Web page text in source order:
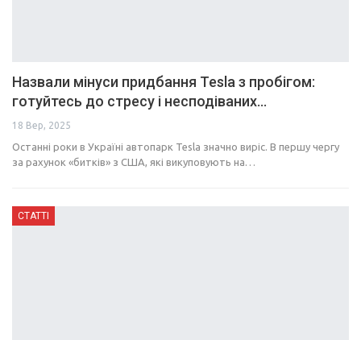
Назвали мінуси придбання Tesla з пробігом:
готуйтесь до стресу і несподіваних…
18 Вер, 2025
Останні роки в Україні автопарк Tesla значно виріс. В першу чергу
за рахунок «битків» з США, які викуповують на…
СТАТТІ